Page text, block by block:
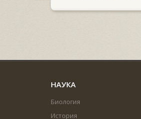
НАУКА
Биология
История